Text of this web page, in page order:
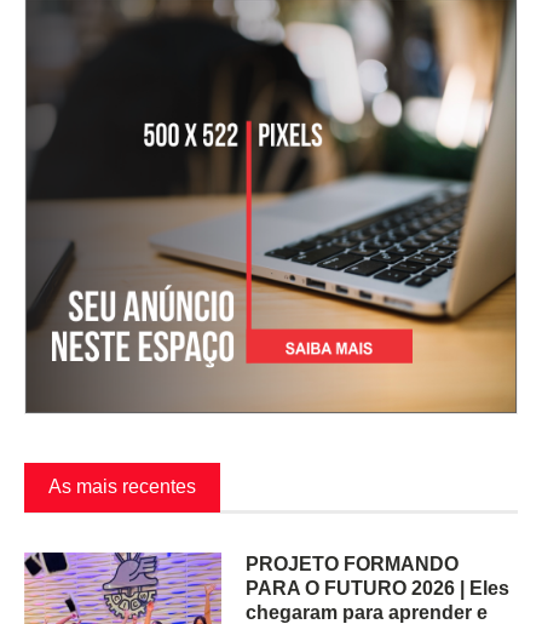
As mais recentes
PROJETO FORMANDO
PARA O FUTURO 2026 | Eles
chegaram para aprender e